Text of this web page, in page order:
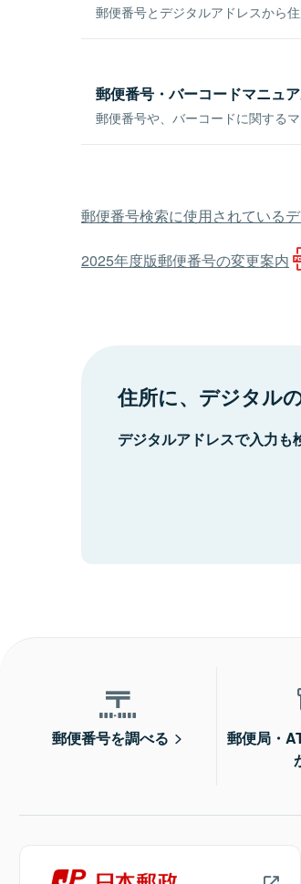
郵便番号とデジタルアドレスから
郵便番号・バーコードマニュ
郵便番号や、バーコードに関する
郵便番号検索に使用されている
2025年度版郵便番号の変更案内
住所に、デジタル
デジタルアドレスで入力も
郵便番号を調べる
郵便局・